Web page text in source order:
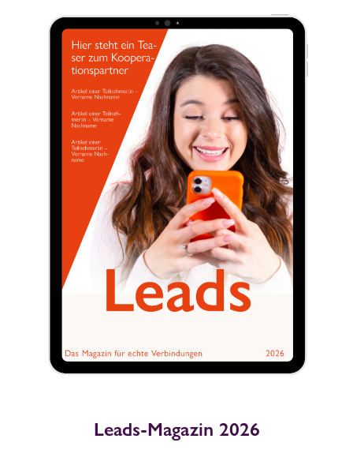
Leads-Magazin 2026